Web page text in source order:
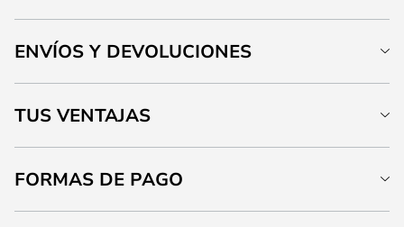
ENVÍOS Y DEVOLUCIONES
TUS VENTAJAS
FORMAS DE PAGO